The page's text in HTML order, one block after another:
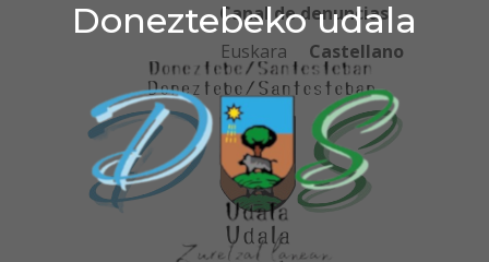
Doneztebeko udala
Ir al contenido
Doneztebeko udala
Canal de denuncias
Euskara
Castellano